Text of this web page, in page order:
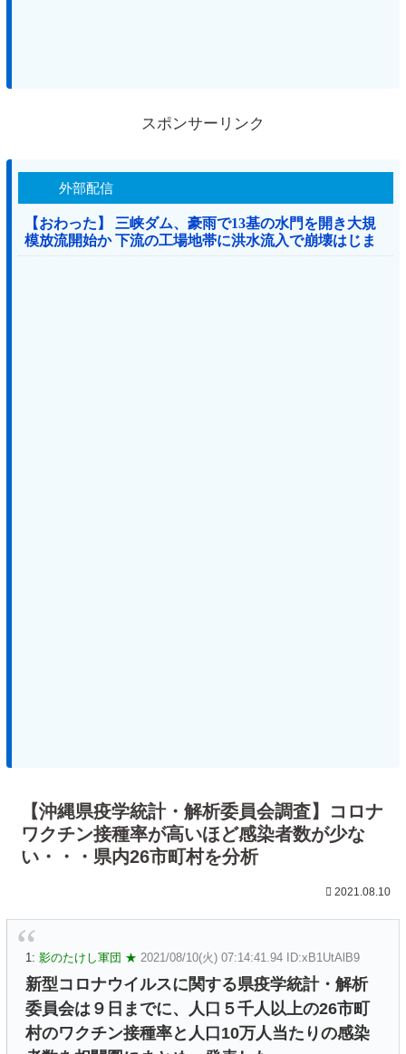
スポンサーリンク
外部配信
【おわった】 三峡ダム、豪雨で13基の水門を開き大規
模放流開始か 下流の工場地帯に洪水流入で崩壊はじま
る
【沖縄県疫学統計・解析委員会調査】コロナ
ワクチン接種率が高いほど感染者数が少な
い・・・県内26市町村を分析
2021.08.10
1: 影のたけし軍団 ★ 2021/08/10(火) 07:14:41.94 ID:xB1UtAlB9
新型コロナウイルスに関する県疫学統計・解析
委員会は９日までに、人口５千人以上の26市町
村のワクチン接種率と人口10万人当たりの感染